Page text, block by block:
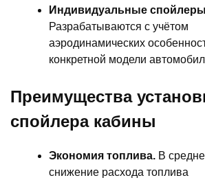
Индивидуальные
Разрабатываются с учётом
аэродинамических
конкретной модели
Преимущества
спойлера кабины
Экономия топлива. В
снижение расхода топлива